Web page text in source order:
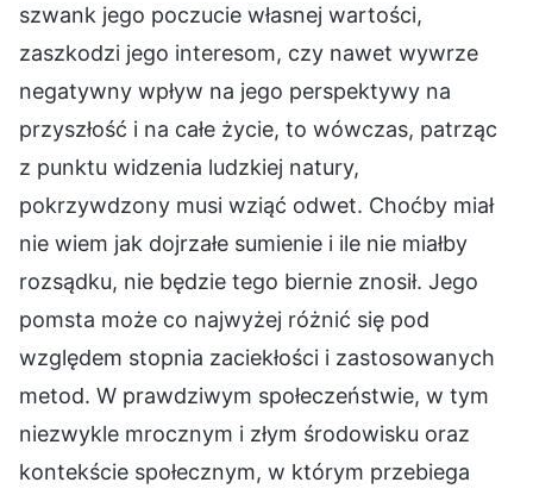
szwank jego poczucie własnej wartości,
zaszkodzi jego interesom, czy nawet wywrze
negatywny wpływ na jego perspektywy na
przyszłość i na całe życie, to wówczas, patrząc
z punktu widzenia ludzkiej natury,
pokrzywdzony musi wziąć odwet. Choćby miał
nie wiem jak dojrzałe sumienie i ile nie miałby
rozsądku, nie będzie tego biernie znosił. Jego
pomsta może co najwyżej różnić się pod
względem stopnia zaciekłości i zastosowanych
metod. W prawdziwym społeczeństwie, w tym
niezwykle mrocznym i złym środowisku oraz
kontekście społecznym, w którym przebiega